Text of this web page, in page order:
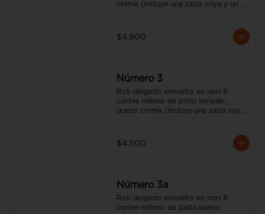
crema (incluye una salsa soya y un
$4.900
Número 3
Roll delgado envuelto en nori 8
cortes relleno de pollo teriyaki ,
queso crema (incluye una salsa soya
$4.500
Número 3a
Roll delgado envuelto en nori 8
cortes relleno de palta,queso,